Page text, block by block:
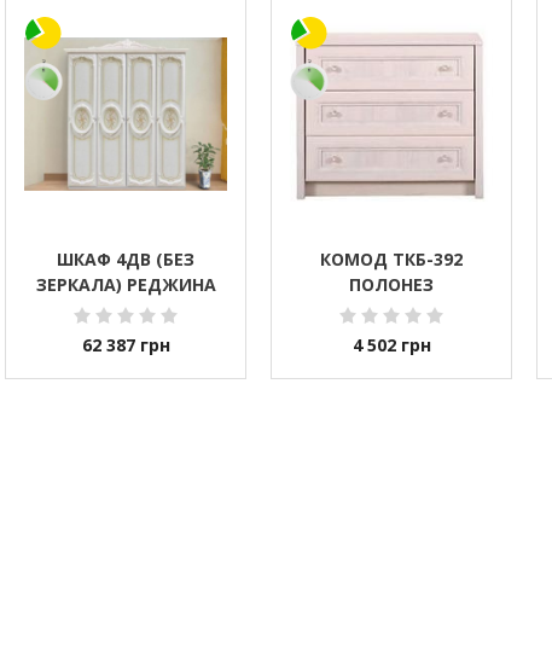
ШКАФ 4ДВ (БЕЗ
ЗЕРКАЛА) РЕДЖИНА
62 387 грн
КОМОД ТКБ-392
ПОЛОНЕЗ
4 502 грн